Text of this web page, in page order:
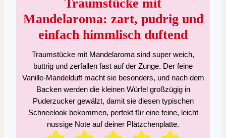
Mandelaroma: zart, pudrig und
einfach himmlisch duftend
Traumstücke mit Mandelaroma sind super weich,
buttrig und zerfallen fast auf der Zunge. Der feine
Vanille-Mandelduft macht sie besonders, und nach dem
Backen werden die kleinen Würfel großzügig in
Puderzucker gewälzt, damit sie diesen typischen
Schneelook bekommen, perfekt für eine feine, leicht
nussige Note auf deiner Plätzchenplatte.